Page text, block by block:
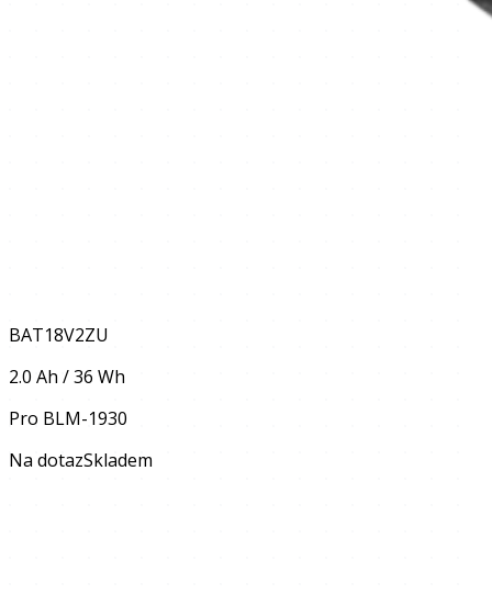
BAT18V2ZU
2.0 Ah / 36 Wh
Pro BLM-1930
Na dotazSkladem